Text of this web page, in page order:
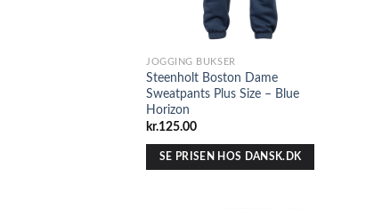
JOGGING BUKSER
Steenholt Boston Dame
Sweatpants Plus Size – Blue
Horizon
kr.125.00
SE PRISEN HOS DANSK.DK